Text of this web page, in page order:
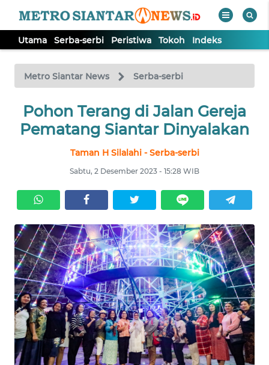
Utama Serba-serbi Peristiwa Tokoh Indeks
Metro Siantar News Serba-serbi
Pohon Terang di Jalan Gereja
Pematang Siantar Dinyalakan
Taman H Silalahi - Serba-serbi
Sabtu, 2 Desember 2023 - 15:28 WIB
TV
Tutup
UTAMA
PERISTIWA
TOKOH
Informasi
INDEKS
BERITA
KONTAK
KAMI